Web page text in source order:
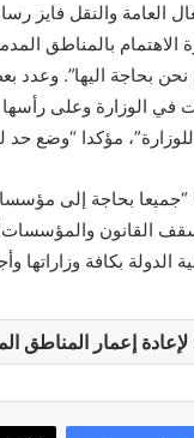
العامة والنقل فايز
الاهتمام بالمناطق
نحن بحاجة اليها”. وعدد
في الوزارة وعلى
للوزارة”، مؤكدا “وضع
“جميعا بحاجة إلى
القانون والمؤسسات”،
بكافة وزاراتها
إعمار المناطق